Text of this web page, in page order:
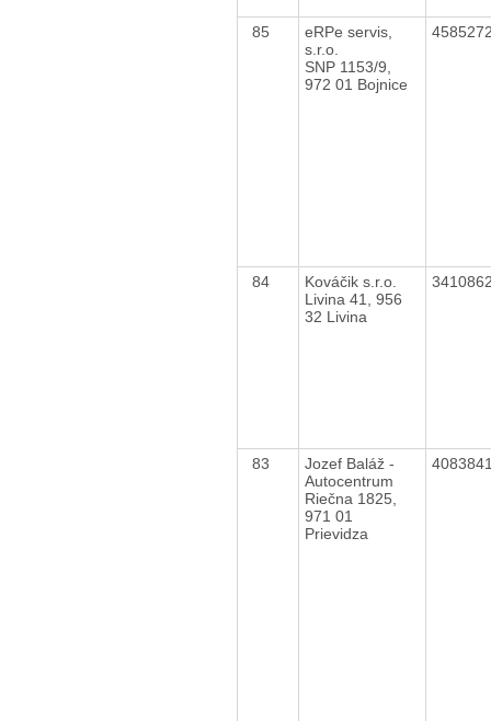
85
eRPe servis,
s.r.o.
SNP 1153/9,
972 01 Bojnice
84
Kováčik s.r.o.
Livina 41, 956
32 Livina
83
Jozef Baláž -
Autocentrum
Riečna 1825,
971 01
Prievidza